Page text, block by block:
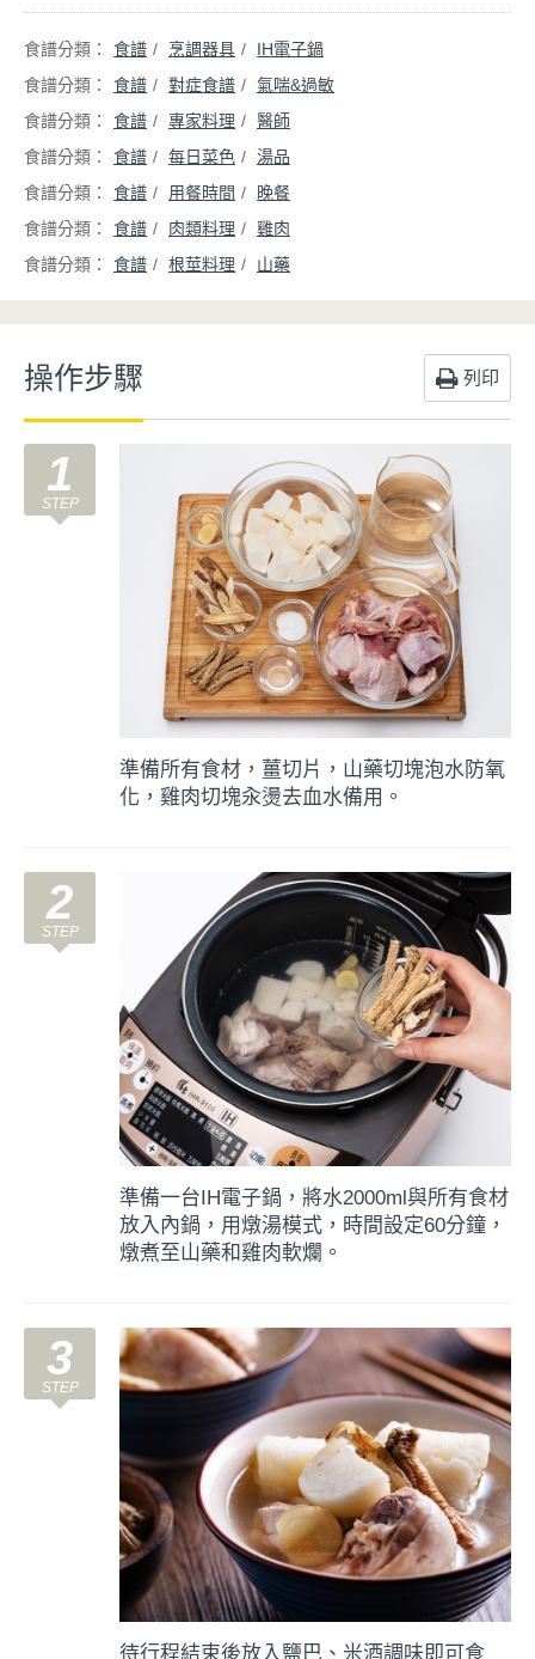
食譜 烹調器具
IH電子鍋
食譜
對症食譜
氣喘&過敏
食譜
專家料理
醫師
食譜
每日菜色
湯品
食譜
用餐時間
晚餐
食譜
肉類料理
雞肉
食譜
根莖料理 山藥
操作步驟 列印
1
準備所有食材，薑切片，山藥切塊泡水防氧
化，雞肉切塊汆燙去血水備用。
2
準備一台IH電子鍋，將水2000ml與所有食材
放入內鍋，用燉湯模式，時間設定60分鐘，
燉煮至山藥和雞肉軟爛。
3
待行程結束後放入鹽巴、米酒調味即可食